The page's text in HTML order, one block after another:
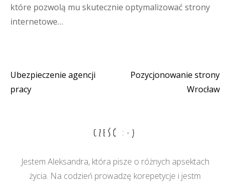
które pozwolą mu skutecznie optymalizować strony
internetowe…
Nawigacja
Ubezpieczenie agencji
pracy
Pozycjonowanie strony
Wrocław
CZEŚĆ :-)
Jestem Aleksandra, która pisze o różnych apsektach
życia. Na codzień prowadzę korepetycje i jestm